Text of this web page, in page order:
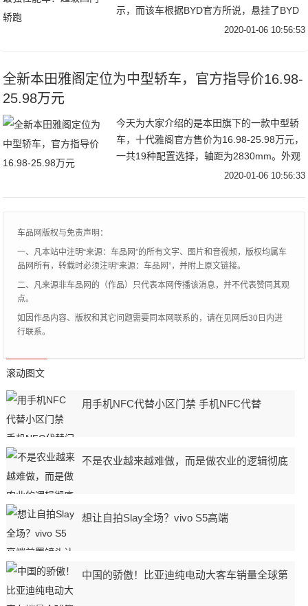
示，而该车根据BYD官方所说，悬挂了BYD
品牌的最新LOGO，而且未来只提供电动版
2020-01-06 10:56:53
全新本田雅阁定位为中型轿车，官方指导价16.98-
25.98万元
今天为大家介绍的是本田旗下的一款中型轿
车，十代雅阁官方售价为16.98-25.98万元，
一共19种配置选择，轴距为2830mm。外观
方面，十代雅阁的设计延续了家族式理念，
2020-01-06 10:56:33
车品网版权与免责声明：
一、凡本站中注明“来源：车品网”的所有文字、图片和音视频，版权均属车
品网所有，转载时必须注明“来源：车品网”，并附上原文链接。
二、凡来源非车品网的（作品）只代表本网传播该消息，并不代表赞同其观
点。
如因作品内容、版权和其它问题需要同本网联系的，请在见网后30日内进
行联系。
滚动图文
用手机NFC代替小区门禁 手机NFC代替
不是农业越来越难做，而是做农业的逻辑彻底
想让自拍Slay全场？vivo S5高端
中国的骄傲！比亚迪纯电动大客车销量全球第